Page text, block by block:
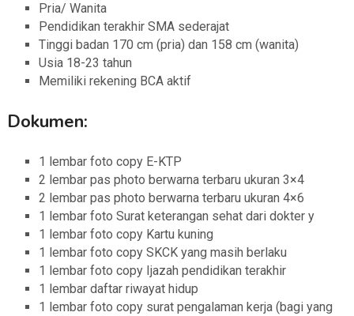
Pria/ Wanita
Pendidikan terakhir SMA sederajat
Tinggi badan 170 cm (pria) dan 158 cm (wanita)
Usia 18-23 tahun
Memiliki rekening BCA aktif
Dokumen:
1 lembar foto copy E-KTP
2 lembar pas photo berwarna terbaru ukuran 3×4
2 lembar pas photo berwarna terbaru ukuran 4×6
1 lembar foto Surat keterangan sehat dari dokter y
1 lembar foto copy Kartu kuning
1 lembar foto copy SKCK yang masih berlaku
1 lembar foto copy Ijazah pendidikan terakhir
1 lembar daftar riwayat hidup
1 lembar foto copy surat pengalaman kerja (bagi yang